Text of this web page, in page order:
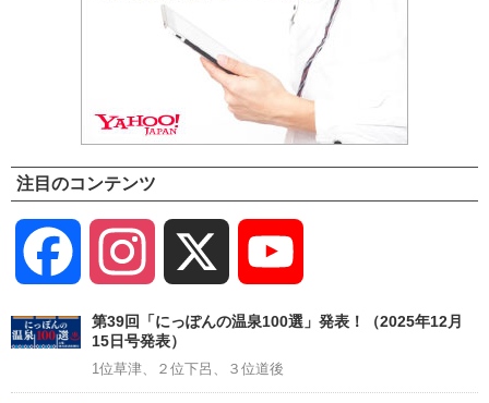
注目のコンテンツ
Facebook Instagram
Channel
第39回「にっぽんの温泉100選」発表！（2025年12月
15日号発表）
1位草津、２位下呂、３位道後